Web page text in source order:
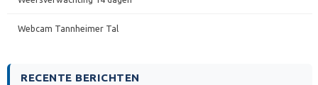
Webcam Tannheimer Tal
RECENTE BERICHTEN